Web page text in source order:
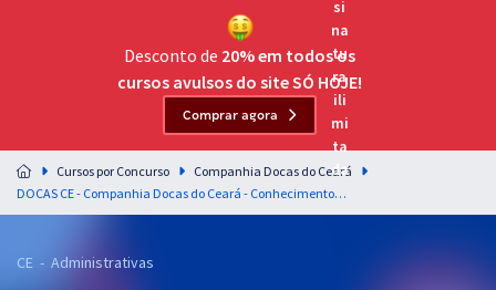
Assinatura OAB Até Passar
Acesso ilimitado a toda preparação para o Exame da
Residências Multiprofissionais
Preparação completa e intensiva para as principais
residências em saúde do Brasil
Desconto de 20% em todos os
cursos avulsos do site SÓ HOJE!
Comprar agora
Cursos por Concurso
Companhia Docas do Ceará
DOCAS CE - Companhia Docas do Ceará - Conhecimentos Específicos para o Cargo de Administrador (Pós-edital)
CE - Administrativas